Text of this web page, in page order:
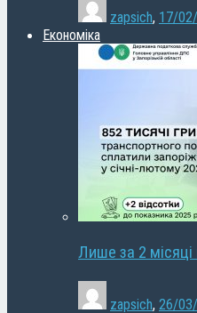
zapsich, 17/
Економіка
Лише за 2 місяці
zapsich, 26/